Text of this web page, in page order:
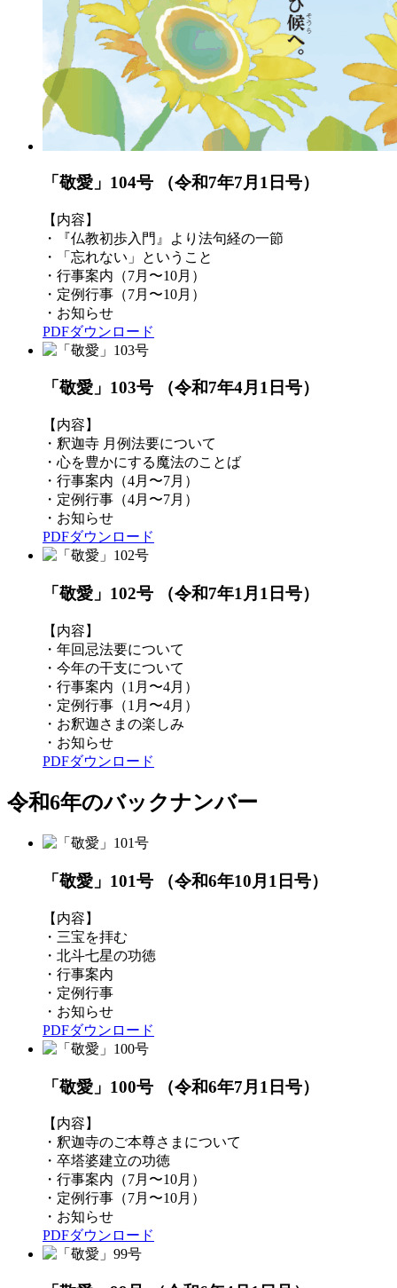
「敬愛」104号 （令和7年7月1日号）
【内容】
・『仏教初歩入門』より法句経の一節
・「忘れない」ということ
・行事案内（7月〜10月）
・定例行事（7月〜10月）
・お知らせ
PDFダウンロード
「敬愛」103号 （令和7年4月1日号）
【内容】
・釈迦寺 月例法要について
・心を豊かにする魔法のことば
・行事案内（4月〜7月）
・定例行事（4月〜7月）
・お知らせ
PDFダウンロード
「敬愛」102号 （令和7年1月1日号）
【内容】
・年回忌法要について
・今年の干支について
・行事案内（1月〜4月）
・定例行事（1月〜4月）
・お釈迦さまの楽しみ
・お知らせ
PDFダウンロード
令和6年のバックナンバー
「敬愛」101号 （令和6年10月1日号）
【内容】
・三宝を拝む
・北斗七星の功徳
・行事案内
・定例行事
・お知らせ
PDFダウンロード
「敬愛」100号 （令和6年7月1日号）
【内容】
・釈迦寺のご本尊さまについて
・卒塔婆建立の功徳
・行事案内（7月〜10月）
・定例行事（7月〜10月）
・お知らせ
PDFダウンロード